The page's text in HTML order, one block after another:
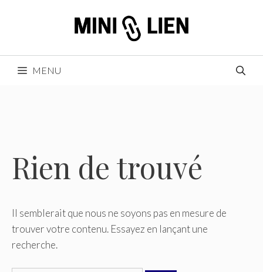
MENU
Rien de trouvé
Il semblerait que nous ne soyons pas en mesure de
trouver votre contenu. Essayez en lançant une
recherche.